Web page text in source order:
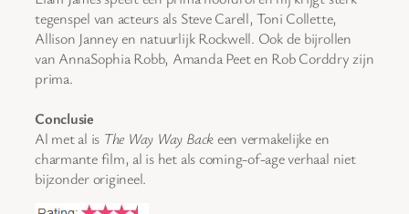
tegenspel van acteurs als Steve Carell, Toni Collette,
Allison Janney en natuurlijk Rockwell. Ook de bijrollen
van AnnaSophia Robb, Amanda Peet en Rob Corddry zijn
prima.
Conclusie
Al met al is The Way Way Backeen vermakelijke en
charmante film, al is het als coming-of-age verhaal niet
bijzonder origineel.